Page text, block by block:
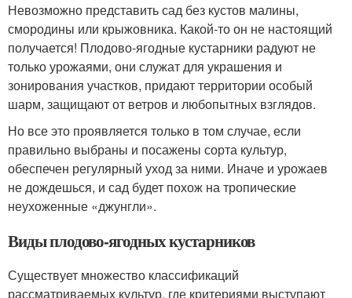
Невозможно представить сад без кустов малины,
смородины или крыжовника. Какой-то он не настоящий
получается! Плодово-ягодные кустарники радуют не
только урожаями, они служат для украшения и
зонирования участков, придают территории особый
шарм, защищают от ветров и любопытных взглядов.
Но все это проявляется только в том случае, если
правильно выбраны и посажены сорта культур,
обеспечен регулярный уход за ними. Иначе и урожаев
не дождешься, и сад будет похож на тропические
неухоженные «джунгли».
Виды плодово-ягодных кустарников
Существует множество классификаций
рассматриваемых культур, где критериями выступают